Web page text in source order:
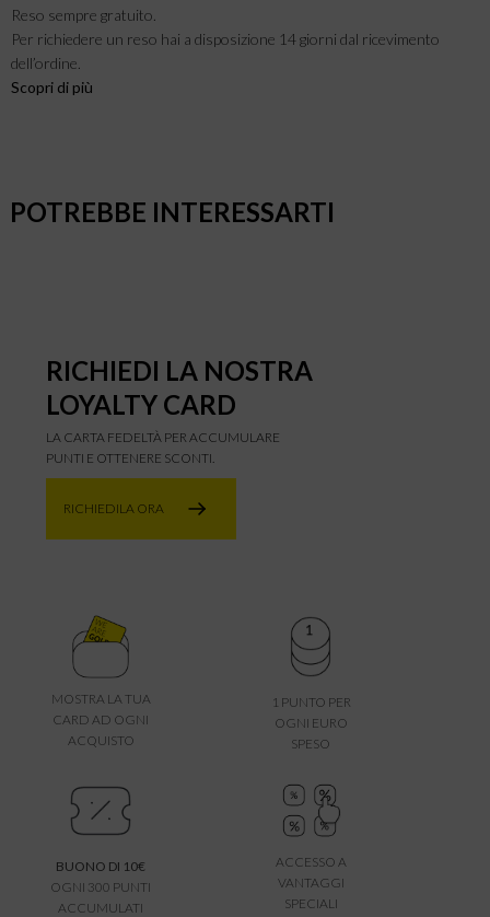
Reso sempre gratuito.
Per richiedere un reso hai a disposizione 14 giorni dal ricevimento
dell’ordine.
Scopri di più
POTREBBE INTERESSARTI
RICHIEDI LA NOSTRA
LOYALTY CARD
LA CARTA FEDELTÀ PER ACCUMULARE
PUNTI E OTTENERE SCONTI.
RICHIEDILA ORA
MOSTRA LA TUA
CARD AD OGNI
ACQUISTO
1 PUNTO PER
OGNI EURO
SPESO
BUONO DI 10€
OGNI 300 PUNTI
ACCUMULATI
ACCESSO A
VANTAGGI
SPECIALI